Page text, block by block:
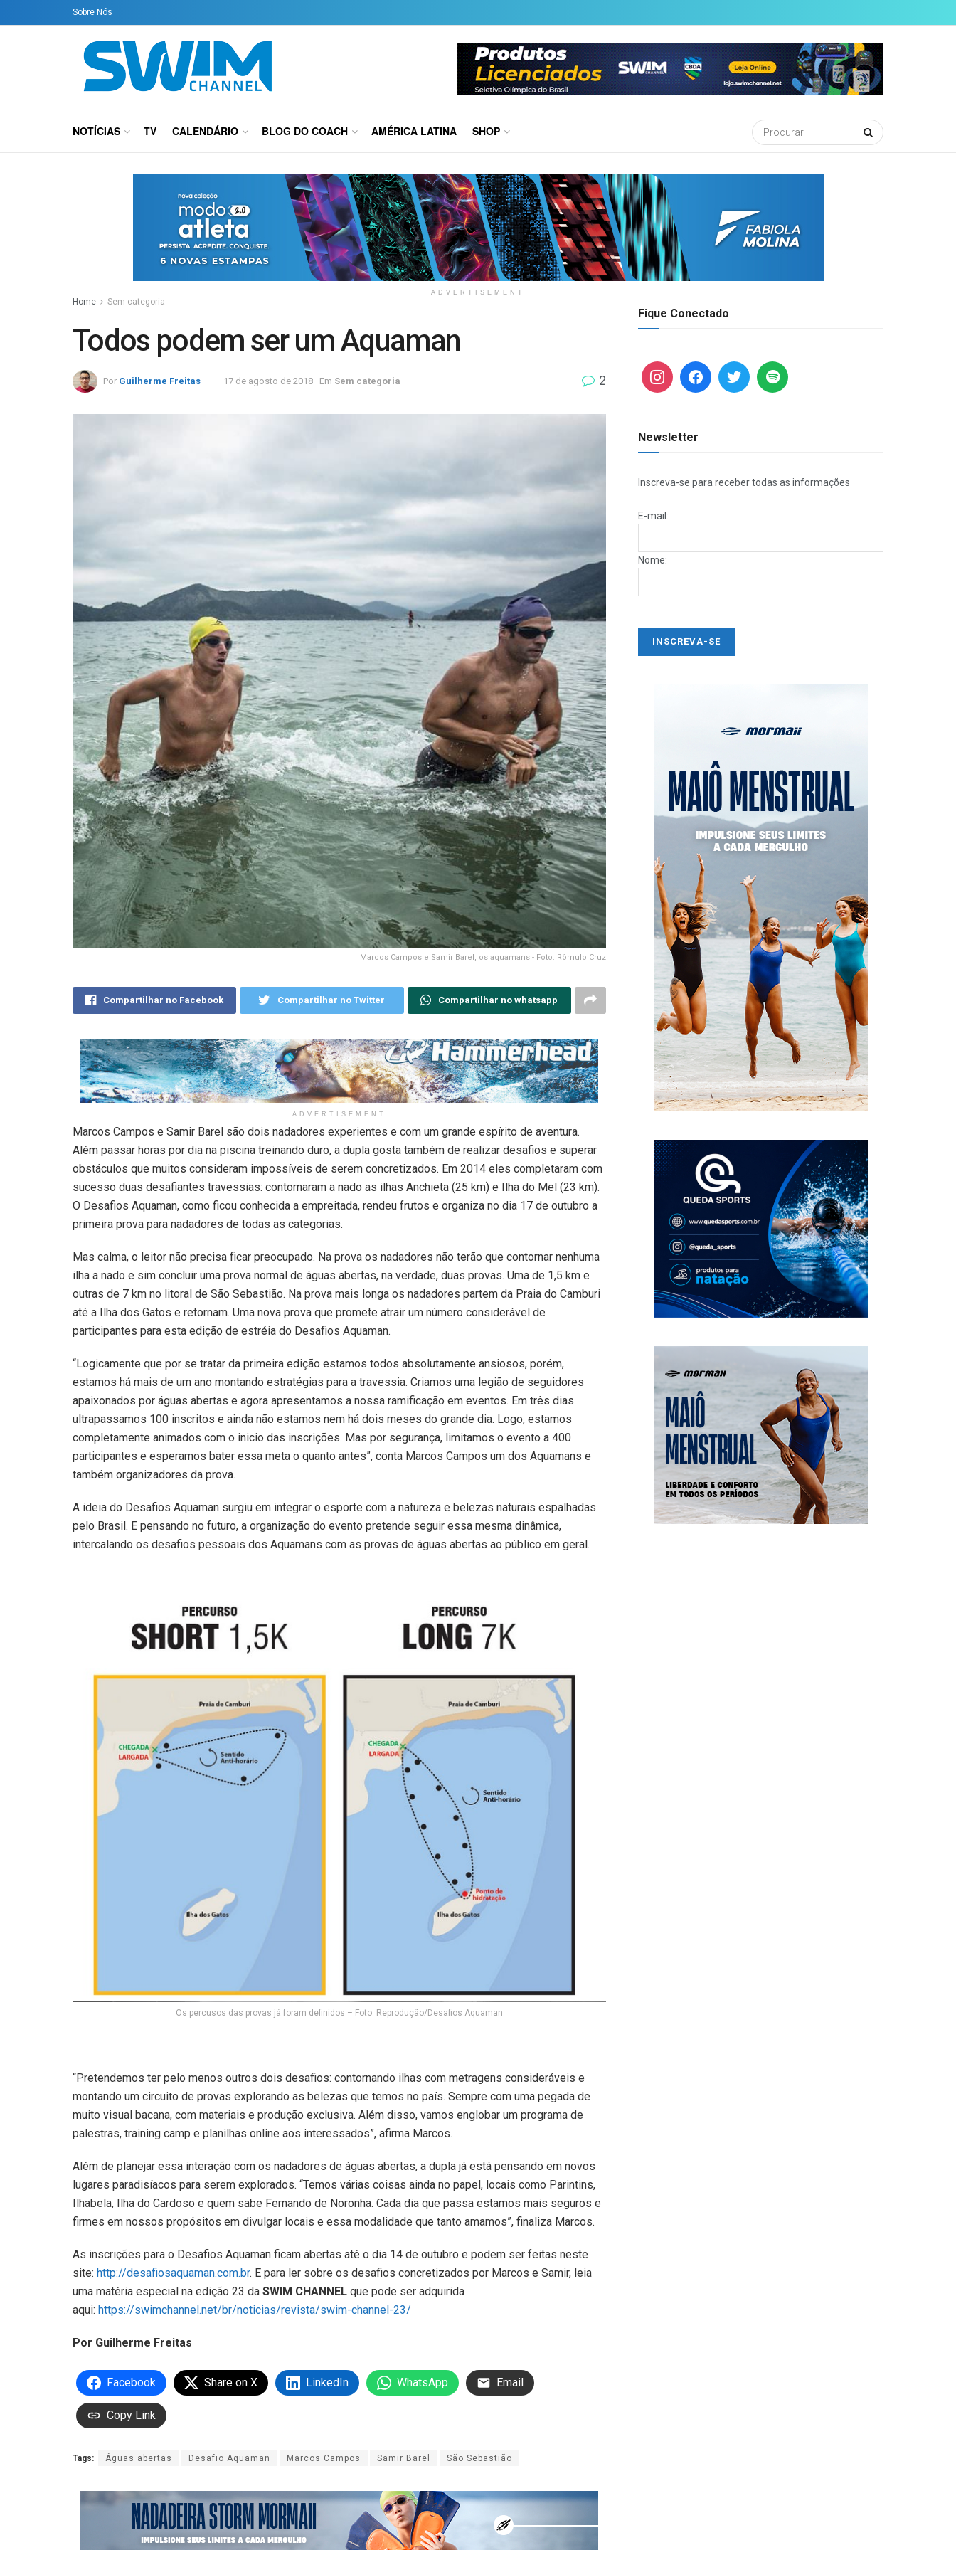
Sobre Nós
NOTÍCIAS TV CALENDÁRIO BLOG DO COACH AMÉRICA LATINA SHOP
ADVERTISEMENT
Home Sem categoria
Todos podem ser um Aquaman
Por Guilherme Freitas 17 de agosto de 2018 Em Sem categoria 2
Marcos Campos e Samir Barel, os aquamans - Foto: Rômulo Cruz
Compartilhar no Facebook Compartilhar no Twitter Compartilhar no whatsapp
ADVERTISEMENT
Marcos Campos e Samir Barel são dois nadadores experientes e com um grande espírito de aventura.
Além passar horas por dia na piscina treinando duro, a dupla gosta também de realizar desafios e superar
obstáculos que muitos consideram impossíveis de serem concretizados. Em 2014 eles completaram com
sucesso duas desafiantes travessias: contornaram a nado as ilhas Anchieta (25 km) e Ilha do Mel (23 km).
O Desafios Aquaman, como ficou conhecida a empreitada, rendeu frutos e organiza no dia 17 de outubro a
primeira prova para nadadores de todas as categorias.
Mas calma, o leitor não precisa ficar preocupado. Na prova os nadadores não terão que contornar nenhuma
ilha a nado e sim concluir uma prova normal de águas abertas, na verdade, duas provas. Uma de 1,5 km e
outras de 7 km no litoral de São Sebastião. Na prova mais longa os nadadores partem da Praia do Camburi
até a Ilha dos Gatos e retornam. Uma nova prova que promete atrair um número considerável de
participantes para esta edição de estréia do Desafios Aquaman.
“Logicamente que por se tratar da primeira edição estamos todos absolutamente ansiosos, porém,
estamos há mais de um ano montando estratégias para a travessia. Criamos uma legião de seguidores
apaixonados por águas abertas e agora apresentamos a nossa ramificação em eventos. Em três dias
ultrapassamos 100 inscritos e ainda não estamos nem há dois meses do grande dia. Logo, estamos
completamente animados com o inicio das inscrições. Mas por segurança, limitamos o evento a 400
participantes e esperamos bater essa meta o quanto antes”, conta Marcos Campos um dos Aquamans e
também organizadores da prova.
A ideia do Desafios Aquaman surgiu em integrar o esporte com a natureza e belezas naturais espalhadas
pelo Brasil. E pensando no futuro, a organização do evento pretende seguir essa mesma dinâmica,
intercalando os desafios pessoais dos Aquamans com as provas de águas abertas ao público em geral.
Os percusos das provas já foram definidos – Foto: Reprodução/Desafios Aquaman
“Pretendemos ter pelo menos outros dois desafios: contornando ilhas com metragens consideráveis e
montando um circuito de provas explorando as belezas que temos no país. Sempre com uma pegada de
muito visual bacana, com materiais e produção exclusiva. Além disso, vamos englobar um programa de
palestras, training camp e planilhas online aos interessados”, afirma Marcos.
Além de planejar essa interação com os nadadores de águas abertas, a dupla já está pensando em novos
lugares paradisíacos para serem explorados. “Temos várias coisas ainda no papel, locais como Parintins,
Ilhabela, Ilha do Cardoso e quem sabe Fernando de Noronha. Cada dia que passa estamos mais seguros e
firmes em nossos propósitos em divulgar locais e essa modalidade que tanto amamos”, finaliza Marcos.
As inscrições para o Desafios Aquaman ficam abertas até o dia 14 de outubro e podem ser feitas neste
site: http://desafiosaquaman.com.br. E para ler sobre os desafios concretizados por Marcos e Samir, leia
uma matéria especial na edição 23 da SWIM CHANNEL que pode ser adquirida
aqui: https://swimchannel.net/br/noticias/revista/swim-channel-23/
Por Guilherme Freitas
Facebook Share on X LinkedIn WhatsApp Email
Copy Link
Tags: Águas abertas Desafio Aquaman Marcos Campos Samir Barel São Sebastião
Fique Conectado
Newsletter
Inscreva-se para receber todas as informações
E-mail:
Nome: